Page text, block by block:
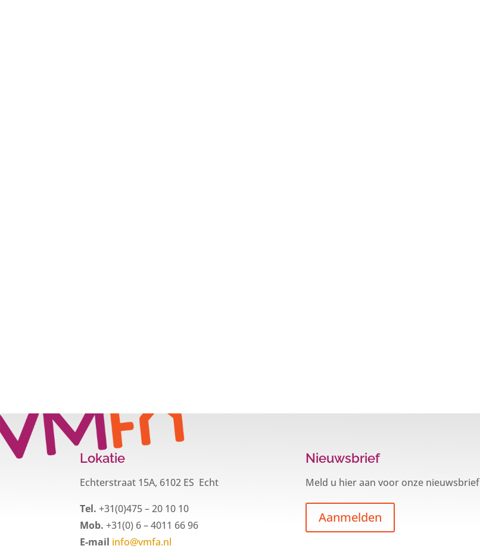
Lokatie
Echterstraat 15A, 6102 ES Echt
Tel. +31(0)475 – 20 10 10
Mob. +31(0) 6 – 4011 66 96
E-mail info@vmfa.nl
Nieuwsbrief
Meld u hier aan voor onze nieuwsbrief
Aanmelden